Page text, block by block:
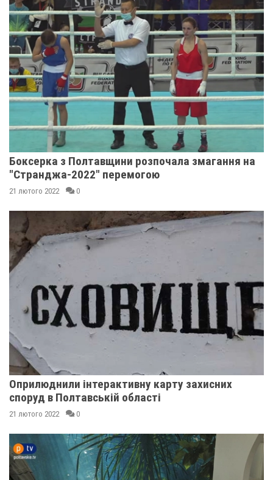
Боксерка з Полтавщини розпочала змагання на
"Странджа-2022" перемогою
21 лютого 2022 0
Оприлюднили інтерактивну карту захисних
споруд в Полтавській області
21 лютого 2022 0